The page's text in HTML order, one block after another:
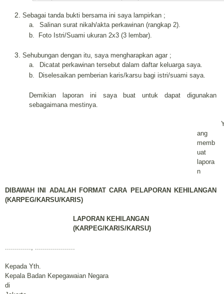
Sebagai tanda bukti bersama ini saya lampirkan ;
a.
Salinan surat nikah/akta perkawinan (rangkap 2).
b.
Foto Istri/Suami ukuran 2x3 (3 lembar).
Sehubungan dengan itu, saya mengharapkan agar ;
a.
Dicatat perkawinan tersebut dalam daftar keluarga saya.
b.
Diselesaikan pemberian karis/karsu bagi istri/suami saya.
Demikian laporan ini saya buat untuk dapat digunakan
sebagaimana mestinya.
ang
memb
uat
lapora
n
DIBAWAH INI ADALAH FORMAT CARA PELAPORAN KEHILANGAN
(KARPEG/KARSU/KARIS)
LAPORAN KEHILANGAN
(KARPEG/KARIS/KARSU)
............., ....................
Kepada Yth.
Kepala Badan Kepegawaian Negara
di